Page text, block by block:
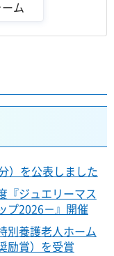
）を公表しました
『ジュエリーマス
プ2026－』開催
別養護老人ホーム
励賞）を受賞